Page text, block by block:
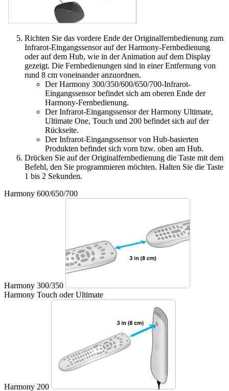
Richten Sie das vordere Ende der Originalfernbedienung zum
Infrarot-Eingangssensor auf der Harmony-Fernbedienung
oder auf dem Hub, wie in der Animation auf dem Display
gezeigt. Die Fernbedienungen sind in einer Entfernung von
rund 8 cm voneinander anzuordnen.
Der Harmony 300/350/600/650/700-Infrarot-
Eingangssensor befindet sich am oberen Ende der
Harmony-Fernbedienung.
Der Infrarot-Eingangssensor der Harmony Ultimate,
Ultimate One, Touch und 200 befindet sich auf der
Rückseite.
Der Infrarot-Eingangssensor von Hub-basierten
Produkten befindet sich vorn bzw. oben am Hub.
Drücken Sie auf der Originalfernbedienung die Taste mit dem
Befehl, den Sie programmieren möchten. Halten Sie die Taste
1 bis 2 Sekunden.
Harmony 600/650/700
Harmony 300/350
Harmony Touch oder Ultimate
Harmony 200